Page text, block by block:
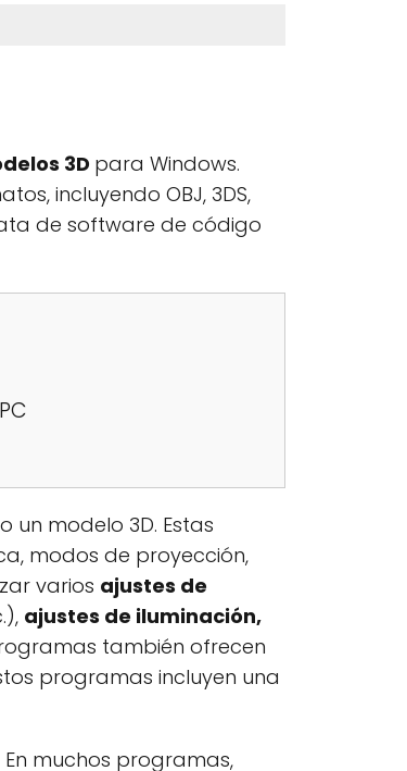
3D para Windows.
incluyendo OBJ, 3DS,
trata de software de código
modelo 3D. Estas
modos de proyección,
varios ajustes de
ajustes de iluminación,
también ofrecen
programas incluyen una
muchos programas,